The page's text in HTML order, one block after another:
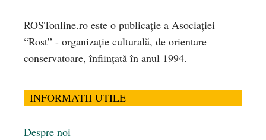
ROSTonline.ro este o publicaţie a Asociaţiei
“Rost” - organizaţie culturală, de orientare
conservatoare, înfiinţată în anul 1994.
INFORMATII UTILE
Despre noi